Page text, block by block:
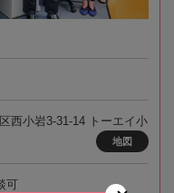
西小岩3-31-14 トーエイ小
地図
可